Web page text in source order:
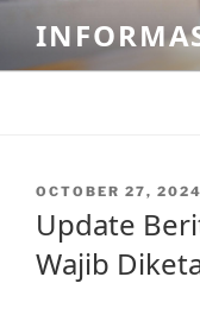
content
POSTED
OCTOBER 27, 2024
Update
Wajib